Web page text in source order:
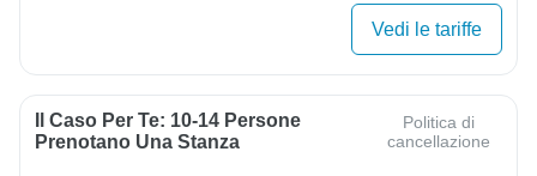
Vedi le tariffe
Il Caso Per Te: 10-14 Persone
Prenotano Una Stanza
Politica di
cancellazione